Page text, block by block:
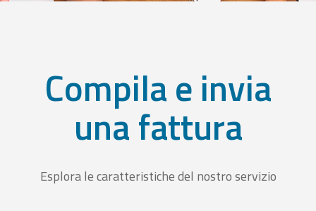
Compila e invia
una fattura
Esplora le caratteristiche del nostro servizio